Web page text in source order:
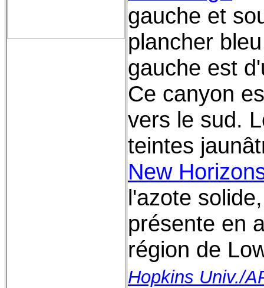
gauche et
plancher
gauche est
Ce canyon
vers le sud.
teintes
New
l'azote
présente en
région de
Hopkins Univ./